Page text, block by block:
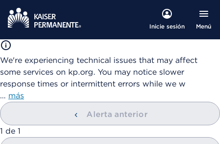
Inicie sesión Menú
We're experiencing technical issues that may affect
some services on kp.org. You may notice slower
response times or intermittent errors while we w
… más
Alerta anterior
mostrando
1 de 1